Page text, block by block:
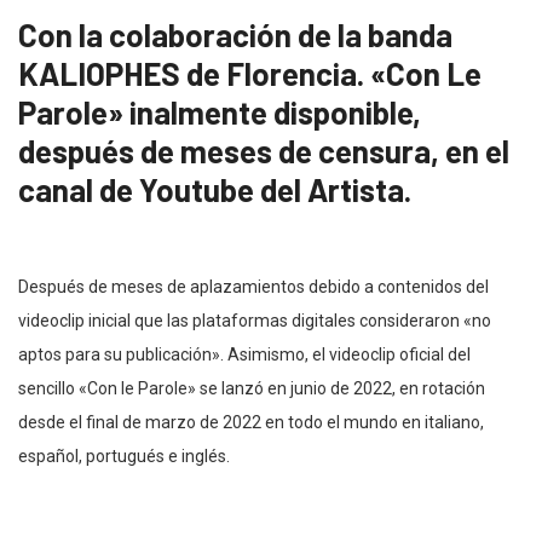
Con la colaboración de la banda
KALIOPHES de Florencia. «Con Le
Parole» inalmente disponible,
después de meses de censura, en el
canal de Youtube del Artista.
Después de meses de aplazamientos debido a contenidos del
videoclip inicial que las plataformas digitales consideraron «no
aptos para su publicación». Asimismo, el videoclip oficial del
sencillo «Con le Parole» se lanzó en junio de 2022, en rotación
desde el final de marzo de 2022 en todo el mundo en italiano,
español, portugués e inglés.